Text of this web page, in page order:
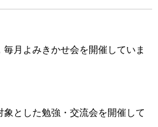
毎月よみきかせ会を開催していま
象とした勉強・交流会を開催して